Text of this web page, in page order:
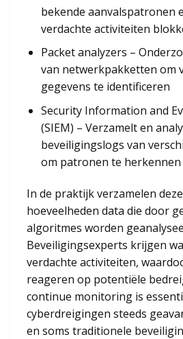
bekende aanvalspatronen
verdachte activiteiten
Packet analyzers –
van netwerkpakketten om
gegevens te identificeren
Security Information and
(SIEM) – Verzamelt en
beveiligingslogs van
om patronen te herkennen
In de praktijk verzamelen
hoeveelheden data die door
algoritmes worden
Beveiligingsexperts krijgen
verdachte activiteiten,
reageren op potentiële
continue monitoring is
cyberdreigingen steeds
en soms traditionele